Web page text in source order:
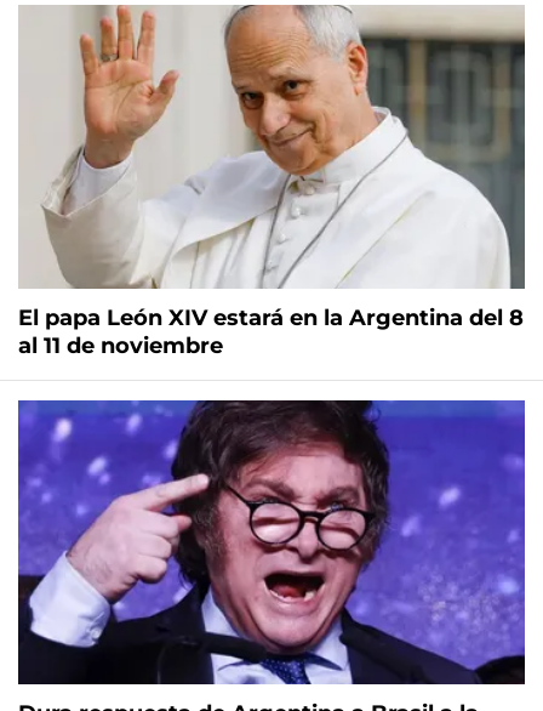
El papa León XIV estará en la Argentina del 8
al 11 de noviembre